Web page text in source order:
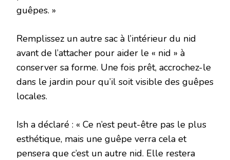
guêpes. »
Remplissez un autre sac à l’intérieur du nid
avant de l’attacher pour aider le « nid » à
conserver sa forme. Une fois prêt, accrochez-le
dans le jardin pour qu’il soit visible des guêpes
locales.
Ish a déclaré : « Ce n’est peut-être pas le plus
esthétique, mais une guêpe verra cela et
pensera que c’est un autre nid. Elle restera